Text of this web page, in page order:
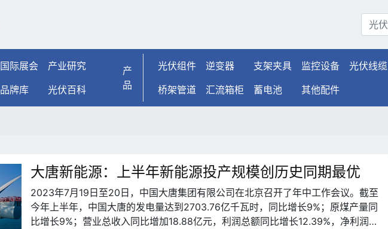
国际展会
产业研究
品牌库 光伏百科
产
品
光伏组件 逆变器 支架夹具 监控设备
光伏线缆
桥架管道
汇流箱柜 蓄电池 其他配件
大唐新能源：上半年新能源投产规模创历史同期最优
2023年7月19日至20日，中国大唐集团有限公司在北京召开了年中工作会议。截至
今年上半年，中国大唐的发电量达到2703.76亿千瓦时，同比增长9%；原煤产量同
比增长9%；营业总收入同比增加18.88亿元，利润总额同比增长12.39%，净利润增